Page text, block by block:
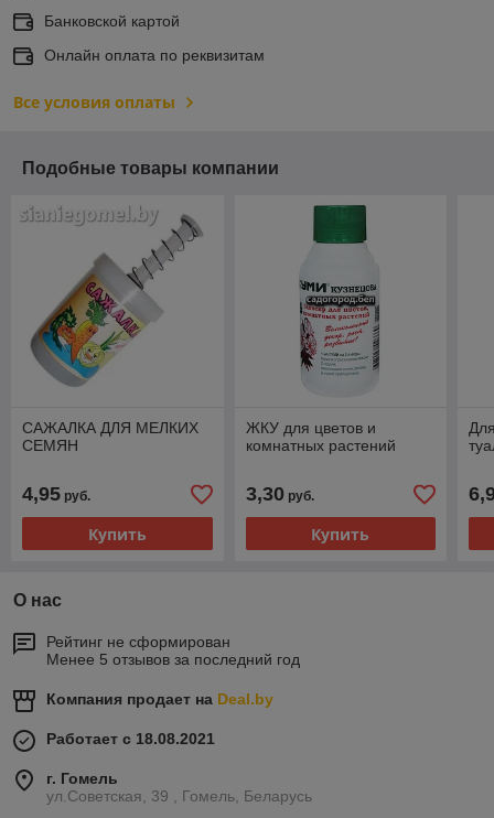
Банковской картой
Онлайн оплата по реквизитам
Все условия оплаты
Подобные товары компании
САЖАЛКА ДЛЯ МЕЛКИХ
СЕМЯН
4,95 руб.
Купить
ЖКУ для цветов и
комнатных растений
3,30руб.
Купить
О нас
Рейтинг не сформирован
Менее 5 отзывов за последний год
Компания продает на Deal.by
Работает с 18.08.2021
г. Гомель
ул.Советская, 39 , Гомель, Беларусь